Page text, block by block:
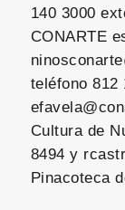
140 3000
CONARTE
teléfono 812
Cultura de
8494 y
Pinacoteca